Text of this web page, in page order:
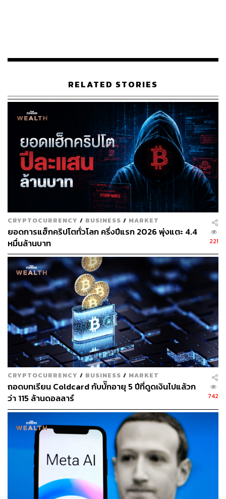
การเปิดตัวโทเคน Worldcoin (WLD) ถูกเปิดเผยเมื่อวันจันทร์
ที่ผ่านมา (24 กรกฎาคม) และได้รับความสนใจอย่างมาก
หลังจากที่ OpenAI เป็นผู้เล่นที่สำคัญทางด้านเทคโนโลยีอยู่
ในขณะนี้ โทเคน Worldcoin มีสโลแกนอย่างเป็นทางการคือ
การสร้างตัวตนที่ใหญ่ที่สุดในโลก
โทเคน WLD อยู่บนบล็อกเชน Ethereum เลเยอร์ 2 และได้รับ
การสนับสนุนโดย Andreessen Horowitz ปัจจุบันโทเคน
Worldcoin ถูกลิสต์ให้ซื้อ-ขายได้แล้วบนเว็บไซต์เทรดคริปโต
OKX และ Binance ตั้งแต่วันที่ 24 กรกฎาคมที่ผ่านมา
โปรเจกต์ Worldcoin ถูกวิจารณ์ในเรื่องข้อมูลความเป็นส่วน
ตัว (Privacy) และเกิดข้อสงสัยเกี่ยวกับผู้ร่วมทุนในโปรเจกต์นี้
นอกจากนี้ วิทาลิก บูเทอริน ผู้ร่วมก่อตั้ง Ethereum ยังออกมา
แสดงความกังวลเกี่ยวกับโปรเจกต์นี้ด้วย
บูเทอรินเน้นย้ำถึงข้อกังวล 4 ประการเกี่ยวกับระบบตรวจสอบ
ผู้ใช้ของ Worldcoin ที่เรียกว่า ‘Proof-of-Personhood’ (PoP)
ได้แก่ ความเป็นส่วนตัว การเข้าถึง การรวมศูนย์ และความ
ปลอดภัย เนื่องจากผู้ที่ใช้ World ID จะต้องสแกนม่านตาด้วย
แอปพลิเคชันการใช้งานที่เรียกว่า ‘Orb’ และสุดท้ายวิธีนี้ไม่ได้
มีความปลอดภัยและไม่ได้เป็นวิธีการแก้ปัญหาอย่างแท้จริง
การลงทุนในสินทรัพย์ดิจิทัลมีความเสี่ยงและความผันผวนสูง
มาก นักลงทุนจึงควรกระจายความเสี่ยง ศึกษาหาข้อมูล และ
วางแผนในการลงทุนด้วยความรอบคอบ บทความนี้มีจุด
https://www.reuters.com/technology/openais-sam-alt
man-launches-worldcoin-crypto-project-2023-07-24/
RELATED STORIES
CRYPTOCURRENCY / BUSINESS / MARKET
ยอดการแฮ็กคริปโตทั่วโลก ครึ่งปีแรก 2026 พุ่งแตะ 4.4
หมื่นล้านบาท
221
CRYPTOCURRENCY / BUSINESS / MARKET
ถอดบทเรียน Coldcard กับบั๊กอายุ 5 ปีที่ดูดเงินไปแล้วก
ว่า 115 ล้านดอลลาร์
742